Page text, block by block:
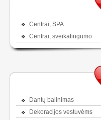
Centrai, SPA
Centrai, sveikatingumo
Dantų balinimas
Dekoracijos vestuvėms